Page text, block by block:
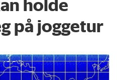
holde
på joggetur